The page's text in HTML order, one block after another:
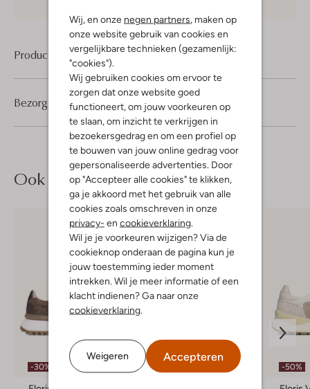
Wij, en onze negen partners , maken op
onze website gebruik van cookies en
vergelijkbare technieken (gezamenlijk:
"cookies").
Wij gebruiken cookies om ervoor te
zorgen dat onze website goed
functioneert, om jouw voorkeuren op
te slaan, om inzicht te verkrijgen in
bezoekersgedrag en om een profiel op
te bouwen van jouw online gedrag voor
gepersonaliseerde advertenties. Door
op "Accepteer alle cookies" te klikken,
ga je akkoord met het gebruik van alle
cookies zoals omschreven in onze
privacy- en cookieverklaring
Wil je je voorkeuren wijzigen? Via de
cookieknop onderaan de pagina kun je
jouw toestemming ieder moment
intrekken. Wil je meer informatie of een
klacht indienen? Ga naar onze
cookieverklaring
Weigeren Accepteren
Product informatie
Bezorgen & retourneren
Ook iets voor jou?
-30% -50%